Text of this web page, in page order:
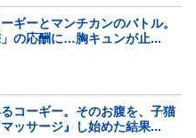
ギーとマンチカンのバトル。
」の応酬に…胸キュンが止...
コーギー。そのお腹を、子猫
ッサージ』し始めた結果...